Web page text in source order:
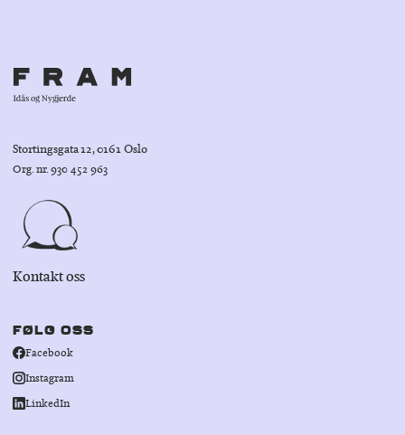
Stortingsgata 12, 0161 Oslo
Org. nr. 930 452 963
Kontakt oss
FØLG OSS
Facebook
Instagram
LinkedIn